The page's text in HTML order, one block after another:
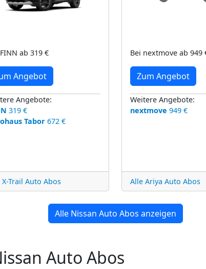
ab 319 €
Angebot
Angebote:
319 €
Tabor 672 €
X-Trail Auto Abos
Bei nextmove ab 949
Zum Angebot
Weitere Angebote:
nextmove 949 €
Alle Ariya Auto Abos
Alle Nissan Auto Abos anzeigen
Auto Abos